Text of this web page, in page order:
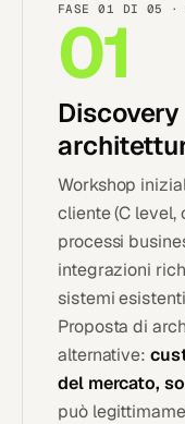
FASE 01 DI 05 ·
01
Workshop
cliente (C level,
processi
integrazioni
sistemi
Proposta di
alternative:
del mercato,
può